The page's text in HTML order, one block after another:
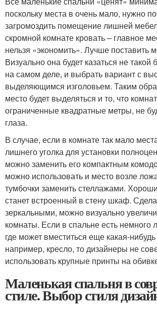
поскольку места в очень мало, нужно
загромоздить помещение лишней
скромной комнате кровать – главное
нельзя «экономить». Лучше поставить
Визуально она будет казаться не такой
на самом деле, и выбрать вариант с
выделяющимся изголовьем. Таким
место будет выделяться и то, что
ограниченные квадратные метры, не
глаза.
В случае, если в комнате так мало
лишнего уголка для установки
можно заменить его компактным
можно использовать и место возле
тумбочки заменить стеллажами.
станет встроенный в стену шкаф.
зеркальными, можно визуально
комнаты. Если в спальне есть немного
где может вместиться еще какая-
например, кресло, то дизайнеры не
использовать крупные принты на
Маленькая спальня в
стиле. Выбор стиля